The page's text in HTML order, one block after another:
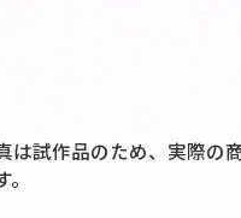
は試作品のため、実際の